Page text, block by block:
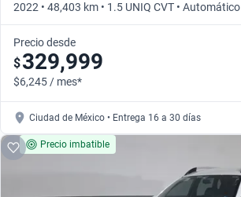
2022 • 48,403 km • 1.5 UNIQ CVT • Automático
Precio desde
$329,999
$6,245 / mes*
Ciudad de México • Entrega 16 a 30 días
Precio imbatible